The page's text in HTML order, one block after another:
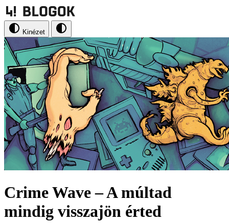
Kinézet
Crime Wave – A múltad
mindig visszajön érted